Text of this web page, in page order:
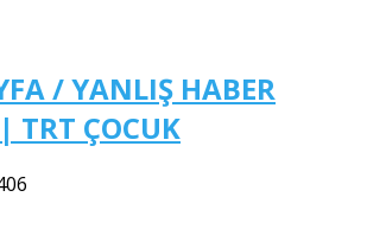
/ YANLIŞ HABER
TRT ÇOCUK